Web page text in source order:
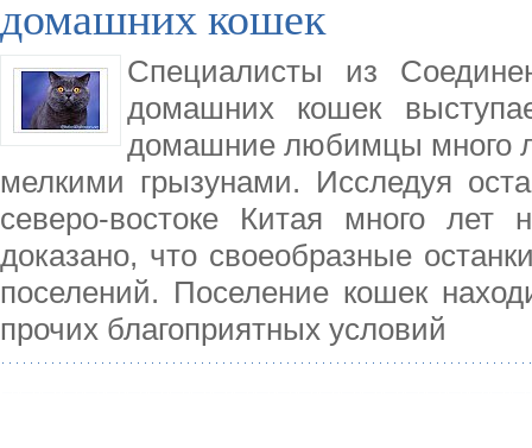
домашних кошек
Специалисты из
домашних кошек
домашние любимцы много
мелкими грызунами. Исследуя
северо-востоке Китая много
доказано, что своеобразные
поселений. Поселение кошек
прочих благоприятных условий